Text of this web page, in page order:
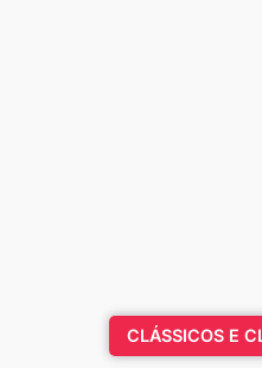
CLÁSSICOS E